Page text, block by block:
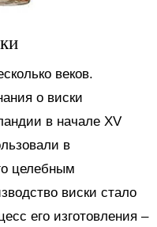
веков.
о виски
в начале XV
в
целебным
виски стало
его изготовления –